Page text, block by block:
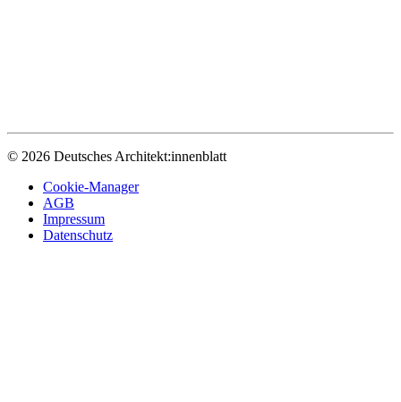
© 2026 Deutsches Architekt:innenblatt
Cookie-Manager
AGB
Impressum
Datenschutz